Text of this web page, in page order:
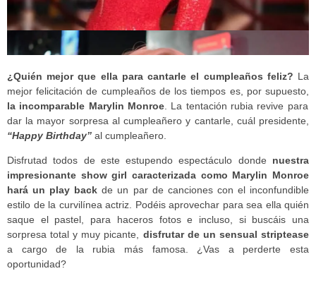
¿Quién mejor que ella para cantarle el cumpleaños feliz? La
mejor felicitación de cumpleaños de los tiempos es, por supuesto,
la incomparable Marylin Monroe . La tentación rubia revive para
dar la mayor sorpresa al cumpleañero y cantarle, cuál presidente,
“Happy Birthday” al cumpleañero.
Disfrutad todos de este estupendo espectáculo donde nuestra
impresionante show girl caracterizada como Marylin Monroe
hará un play back de un par de canciones con el inconfundible
estilo de la curvilínea actriz. Podéis aprovechar para sea ella quién
saque el pastel, para haceros fotos e incluso, si buscáis una
sorpresa total y muy picante, disfrutar de un sensual striptease
a cargo de la rubia más famosa. ¿Vas a perderte esta
oportunidad?